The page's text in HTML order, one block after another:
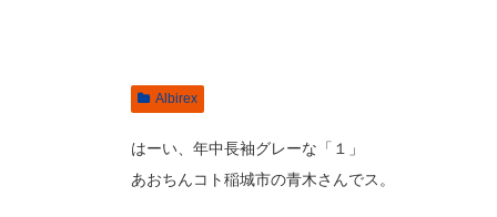
Albirex
はーい、年中長袖グレーな「１」
あおちんコト稲城市の青木さんでス。